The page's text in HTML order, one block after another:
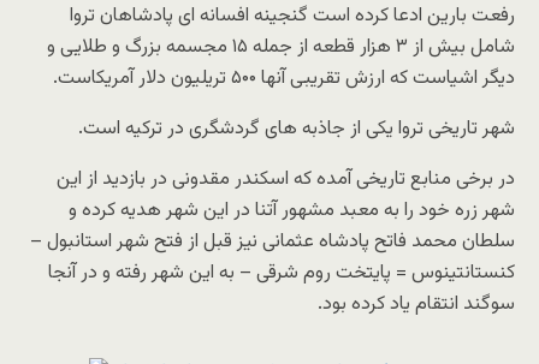
رفعت بارین ادعا کرده است گنجینه افسانه ای پادشاهان تروا
شامل بیش از ۳ هزار قطعه از جمله ۱۵ مجسمه بزرگ و طلایی و
دیگر اشیاست که ارزش تقریبی آنها ۵۰۰ تریلیون دلار آمریکاست.
شهر تاریخی تروا یکی از جاذبه های گردشگری در ترکیه است.
در برخی منابع تاریخی آمده که اسکندر مقدونی در بازدید از این
شهر زره خود را به معبد مشهور آتنا در این شهر هدیه کرده و
سلطان محمد فاتح پادشاه عثمانی نیز قبل از فتح شهر استانبول –
کنستانتینوس = پایتخت روم شرقی – به این شهر رفته و در آنجا
سوگند انتقام یاد کرده بود.